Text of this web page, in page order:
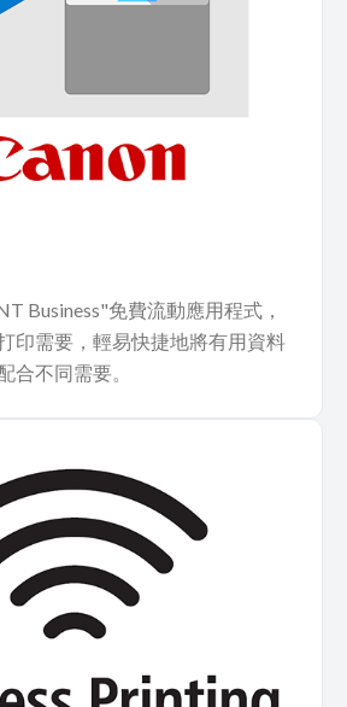
Business"免費流動應用程式，
印需要，輕易快捷地將有用資料
合不同需要。